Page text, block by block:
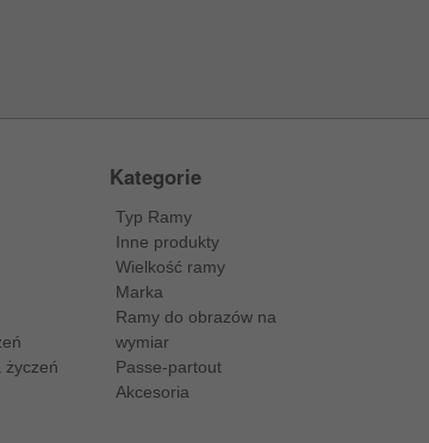
życzeń
Kategorie
Typ Ramy
Inne produkty
Wielkość ramy
Marka
Ramy do obrazów na
wymiar
Passe-partout
Akcesoria